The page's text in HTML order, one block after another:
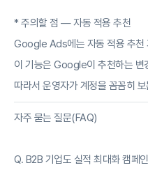
* 주의할 점 — 자동 적용 추천
Google Ads에는 자동 적용 추천
이 기능은 Google이 추천하는 변
따라서 운영자가 계정을 꼼꼼히
자주 묻는 질문(FAQ)
Q. B2B 기업도 실적 최대화 캠페